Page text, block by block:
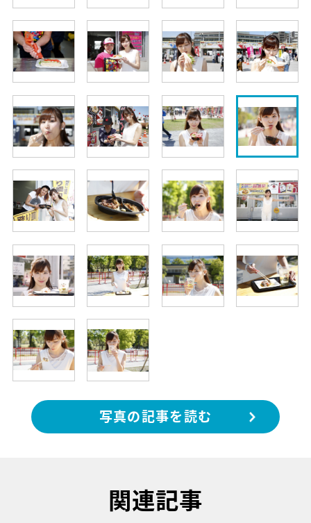
写真の記事を読む
関連記事